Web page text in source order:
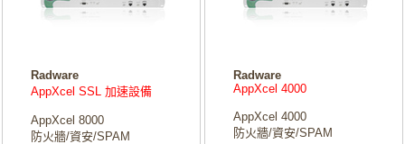
Radware
AppXcel SSL 加速設備
AppXcel 8000
防火牆/資安/SPAM
Radware
AppXcel 4000
AppXcel 4000
防火牆/資安/SPAM